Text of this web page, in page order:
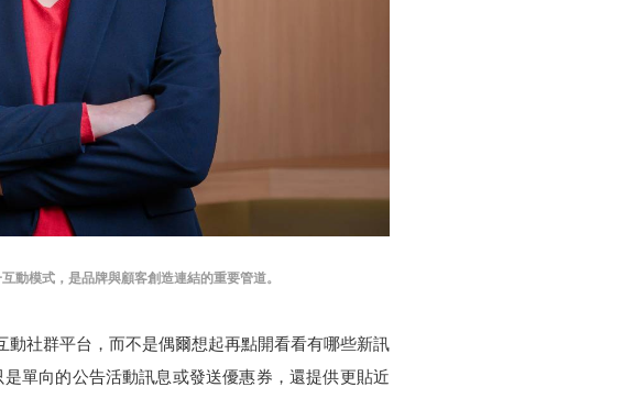
動模式，是品牌與顧客創造連結的重要管道。
社群平台，而不是偶爾想起再點開看看有哪些新訊
單向的公告活動訊息或發送優惠券，還提供更貼近